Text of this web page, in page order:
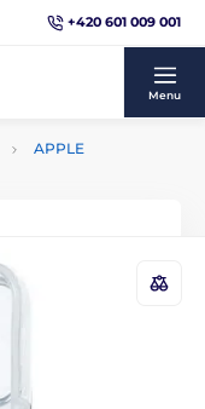
+420 601 009 001
Menu
APPLE